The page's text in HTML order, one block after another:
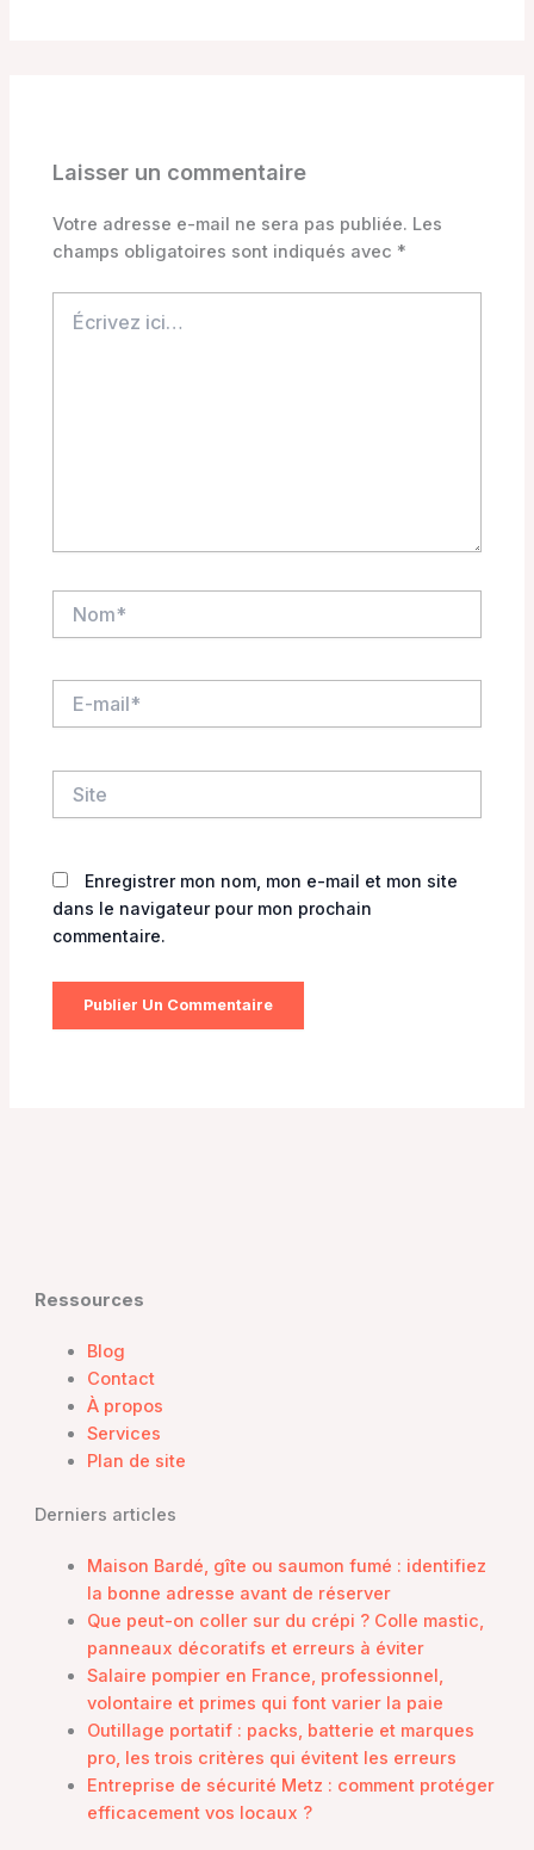
Laisser un commentaire
Votre adresse e-mail ne sera pas publiée. Les
champs obligatoires sont indiqués avec *
ici…
mail*
Enregistrer mon nom, mon e-mail et mon site
dans le navigateur pour mon prochain
commentaire.
Ressources
Blog
Contact
À propos
Services
Plan de site
Derniers articles
Maison Bardé, gîte ou saumon fumé : identifiez
la bonne adresse avant de réserver
Que peut-on coller sur du crépi ? Colle mastic,
panneaux décoratifs et erreurs à éviter
Salaire pompier en France, professionnel,
volontaire et primes qui font varier la paie
Outillage portatif : packs, batterie et marques
pro, les trois critères qui évitent les erreurs
Entreprise de sécurité Metz : comment protéger
efficacement vos locaux ?